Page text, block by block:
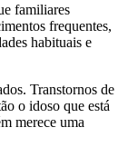
familiares
frequentes,
habituais e
Transtornos de
o idoso que está
merece uma